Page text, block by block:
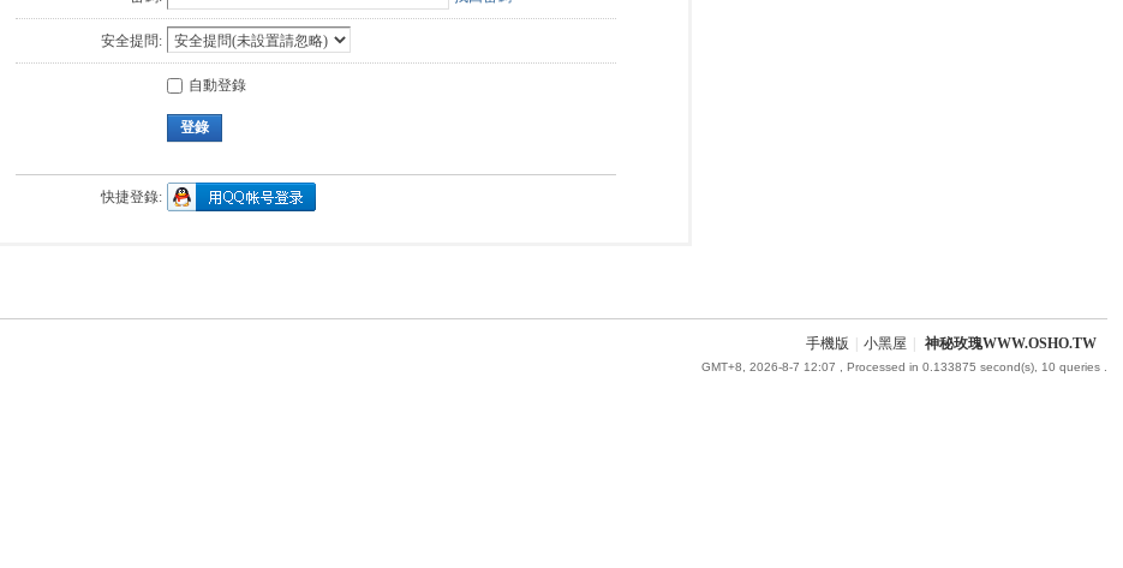
安全提問:
自動登錄
登錄
快捷登錄:
手機版 小黑屋 神秘玫瑰WWW.OSHO.TW
GMT+8, 2026-8-7 12:07 , Processed in 0.133875 second(s), 10 queries .